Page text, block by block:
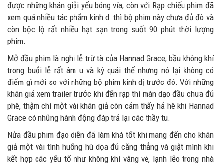
được những khán giải yếu bóng vía, còn với Rạp chiếu phim đã
xem quá nhiều tác phẩm kinh dị thì bộ phim này chưa đủ đô và
còn bộc lộ rất nhiều hạt sạn trong suốt 90 phút thời lượng
phim.
Mở đầu phim là nghi lễ trừ tà của Hannad Grace, bầu không khí
trong buổi lễ rất âm u và kỳ quái thế nhưng nó lại không có
điểm gì mới so với những bộ phim kinh dị trước đó. Với những
khán giả xem trailer trước khi đến rạp thì màn dạo đầu chưa đủ
phê, thậm chí một vài khán giả còn cảm thấy hả hê khi Hannad
Grace có những hành động đáp trả lại các thầy tu.
Nửa đầu phim đạo diễn đã làm khá tốt khi mang đến cho khán
giả một vài tình huống hù dọa đủ căng thẳng và giật mình khi
kết hợp các yếu tố như không khí vắng vẻ, lạnh lẽo trong nhà